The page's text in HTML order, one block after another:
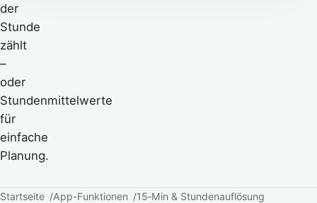
der
Stunde
zählt
–
oder
Stundenmittelwerte
für
einfache
Planung.
Startseite App-Funktionen 15‑Min & Stundenauflösung